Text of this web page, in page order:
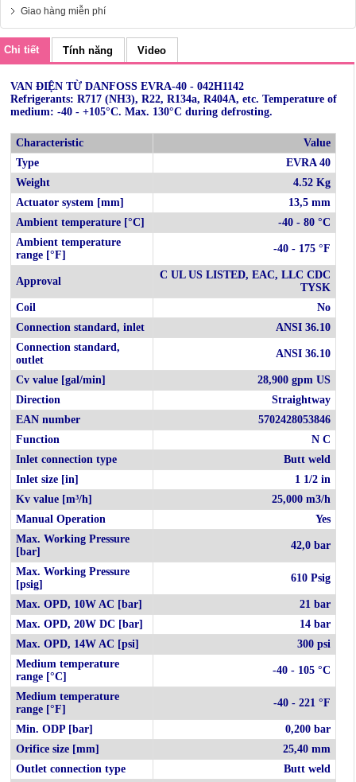
Giao hàng miễn phí
Chi tiết Tính năng Video
VAN ĐIỆN TỪ DANFOSS EVRA-40 - 042H1142
Refrigerants: R717 (NH3), R22, R134a, R404A, etc. Temperature of
medium: -40 - +105°C. Max. 130°C during defrosting.
Characteristic
Value
Type
EVRA 40
Weight
4.52 Kg
Actuator system [mm]
13,5 mm
Ambient temperature [°C]
-40 - 80 °C
Ambient temperature
range [°F]
-40 - 175 °F
Approval
C UL US LISTED, EAC, LLC CDC
TYSK
Coil
No
Connection standard, inlet
ANSI 36.10
Connection standard,
outlet
ANSI 36.10
Cv value [gal/min]
28,900 gpm US
Direction
Straightway
EAN number
5702428053846
Function
N C
Inlet connection type
Butt weld
Inlet size [in]
1 1/2 in
Kv value [m³/h]
25,000 m3/h
Manual Operation
Yes
Max. Working Pressure
[bar]
42,0 bar
Max. Working Pressure
[psig]
610 Psig
Max. OPD, 10W AC [bar]
21 bar
Max. OPD, 20W DC [bar]
14 bar
Max. OPD, 14W AC [psi]
300 psi
Medium temperature
range [°C]
-40 - 105 °C
Medium temperature
range [°F]
-40 - 221 °F
Min. ODP [bar]
0,200 bar
Orifice size [mm]
25,40 mm
Outlet connection type
Butt weld